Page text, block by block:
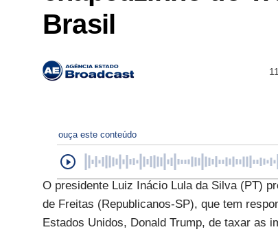
Brasil
ouça este conteúdo
O presidente Luiz Inácio Lula da Silva (PT)
de Freitas (Republicanos-SP), que tem
Estados Unidos, Donald Trump, de taxar as